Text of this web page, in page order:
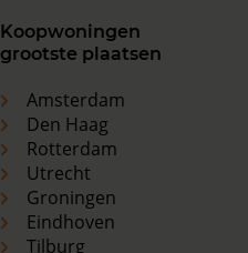
Koopwoningen
grootste plaatsen
Amsterdam
Den Haag
Rotterdam
Utrecht
Groningen
Eindhoven
Tilburg